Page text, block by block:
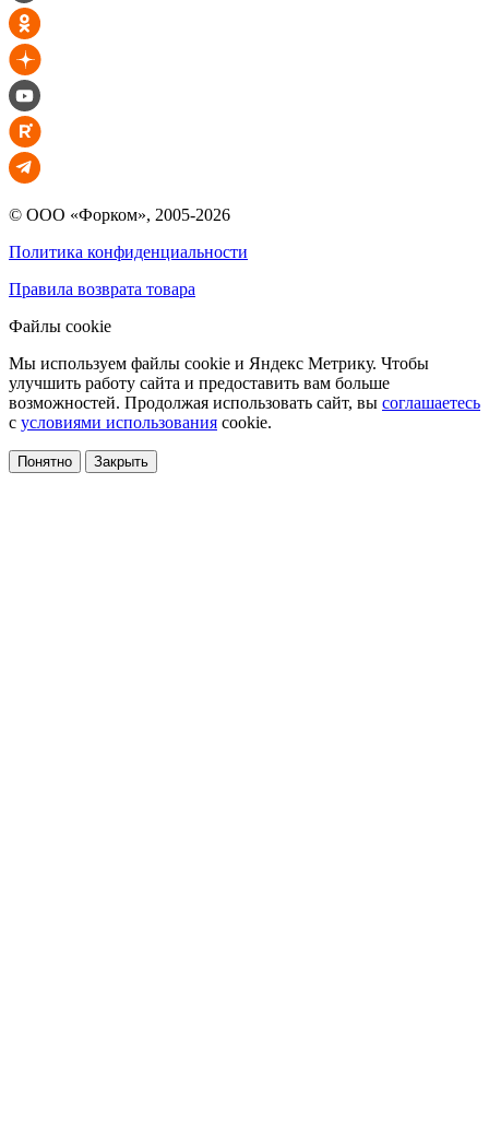
© ООО «Форком», 2005-2026
Политика конфиденциальности
Правила возврата товара
Файлы cookie
Мы используем файлы cookie и Яндекс Метрику. Чтобы
улучшить работу сайта и предоставить вам больше
возможностей. Продолжая использовать сайт, вы соглашаетесь
с условиями использования cookie.
Понятно Закрыть